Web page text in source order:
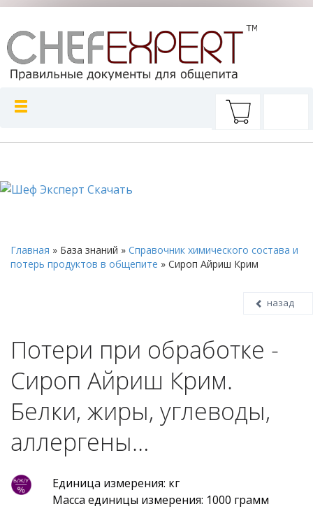
Главная » База знаний » Справочник химического состава и
потерь продуктов в общепите » Сироп Айриш Крим
назад
Потери при обработке -
Сироп Айриш Крим.
Белки, жиры, углеводы,
аллергены…
Единица измерения: кг
Масса единицы измерения: 1000 грамм